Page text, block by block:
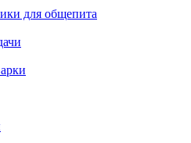
для общепита